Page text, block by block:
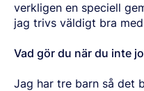
verkligen en speciell
jag trivs väldigt bra
Vad gör du när du inte
Jag har tre barn så det